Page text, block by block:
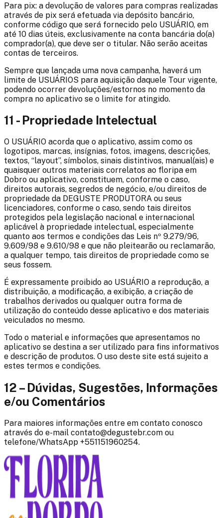
Para pix: a devolução de valores para compras realizadas
através de pix será efetuada via depósito bancário,
conforme código que será fornecido pelo USUÁRIO, em
até 10 dias úteis, exclusivamente na conta bancária do(a)
comprador(a), que deve ser o titular. Não serão aceitas
contas de terceiros.
Sempre que lançada uma nova campanha, haverá um
limite de USUÁRIOS para aquisição daquele Tour vigente,
podendo ocorrer devoluções/estornos no momento da
compra no aplicativo se o limite for atingido.
11 - Propriedade Intelectual
O USUÁRIO acorda que o aplicativo, assim como os
logotipos, marcas, insígnias, fotos, imagens, descrições,
textos, “layout”, símbolos, sinais distintivos, manual(ais) e
quaisquer outros materiais correlatos ao floripa em
Dobro ou aplicativo, constituem, conforme o caso,
direitos autorais, segredos de negócio, e/ou direitos de
propriedade da DEGUSTE PRODUTORA ou seus
licenciadores, conforme o caso, sendo tais direitos
protegidos pela legislação nacional e internacional
aplicável à propriedade intelectual, especialmente
quanto aos termos e condições das Leis nº 9.279/96,
9.609/98 e 9.610/98 e que não pleitearão ou reclamarão,
a qualquer tempo, tais direitos de propriedade como se
seus fossem.
É expressamente proibido ao USUÁRIO a reprodução, a
distribuição, a modificação, a exibição, a criação de
trabalhos derivados ou qualquer outra forma de
utilização do conteúdo desse aplicativo e dos materiais
veiculados no mesmo.
Todo o material e informações que apresentamos no
aplicativo se destina a ser utilizado para fins informativos
e descrição de produtos. O uso deste site está sujeito a
estes termos e condições.
12 – Dúvidas, Sugestões, Informações
e/ou Comentários
Para maiores informações entre em contato conosco
através do e-mail contato@degustebr.com ou
telefone/WhatsApp +551151960254.